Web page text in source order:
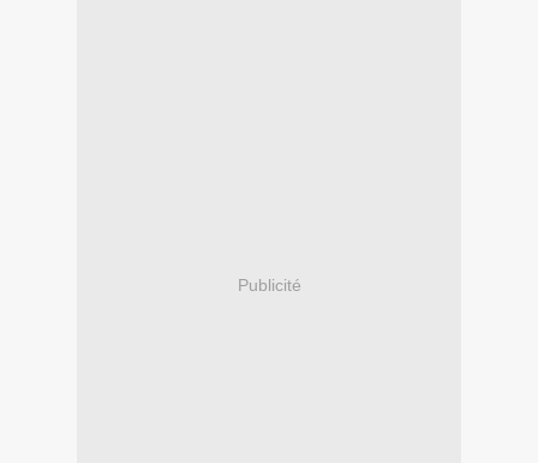
Publicité